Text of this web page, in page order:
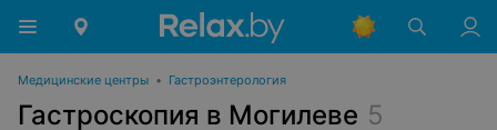
Медицинские центры • Гастроэнтерология
Гастроскопия в Могилеве 5